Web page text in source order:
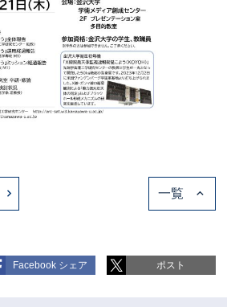
一覧
Facebook シェア ポスト